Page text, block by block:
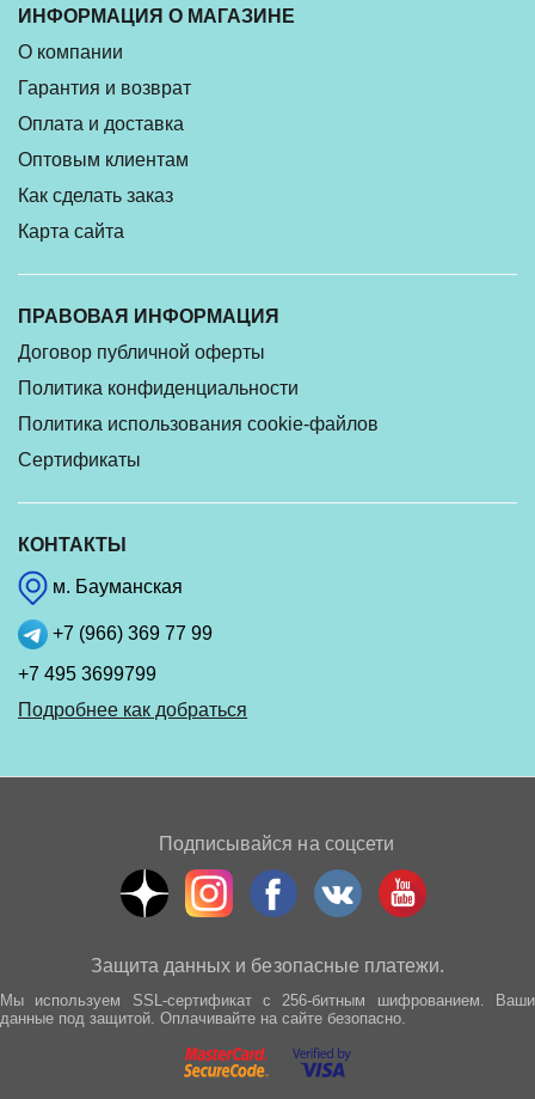
ИНФОРМАЦИЯ О МАГАЗИНЕ
О компании
Гарантия и возврат
Оплата и доставка
Оптовым клиентам
Как сделать заказ
Карта сайта
ПРАВОВАЯ ИНФОРМАЦИЯ
Договор публичной оферты
Политика конфиденциальности
Политика использования cookie-файлов
Сертификаты
КОНТАКТЫ
м. Бауманская
+7 (966) 369 77 99
+7 495 3699799
Подробнее как добраться
Подписывайся на соцсети
Защита данных и безопасные платежи.
Мы используем SSL-сертификат с 256-битным шифрованием. Ваши
данные под защитой. Оплачивайте на сайте безопасно.